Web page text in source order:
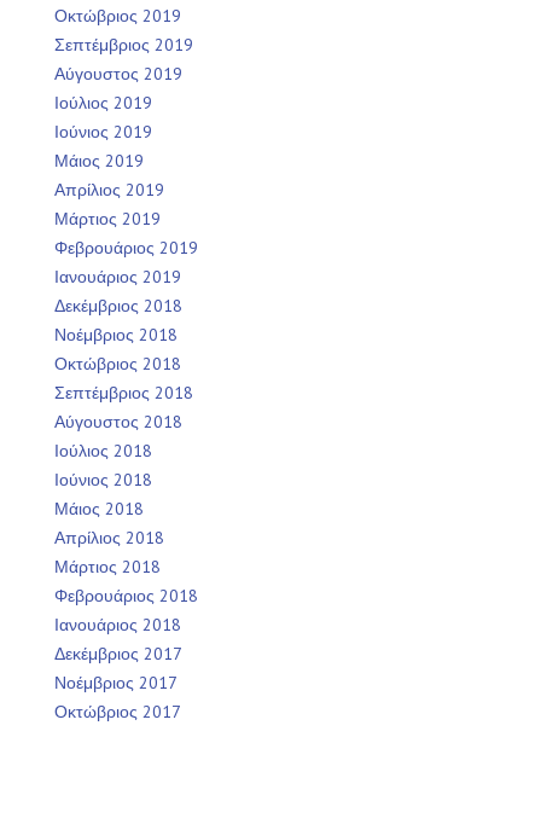
Οκτώβριος 2019
Σεπτέμβριος 2019
Αύγουστος 2019
Ιούλιος 2019
Ιούνιος 2019
Μάιος 2019
Απρίλιος 2019
Μάρτιος 2019
Φεβρουάριος 2019
Ιανουάριος 2019
Δεκέμβριος 2018
Νοέμβριος 2018
Οκτώβριος 2018
Σεπτέμβριος 2018
Αύγουστος 2018
Ιούλιος 2018
Ιούνιος 2018
Μάιος 2018
Απρίλιος 2018
Μάρτιος 2018
Φεβρουάριος 2018
Ιανουάριος 2018
Δεκέμβριος 2017
Νοέμβριος 2017
Οκτώβριος 2017